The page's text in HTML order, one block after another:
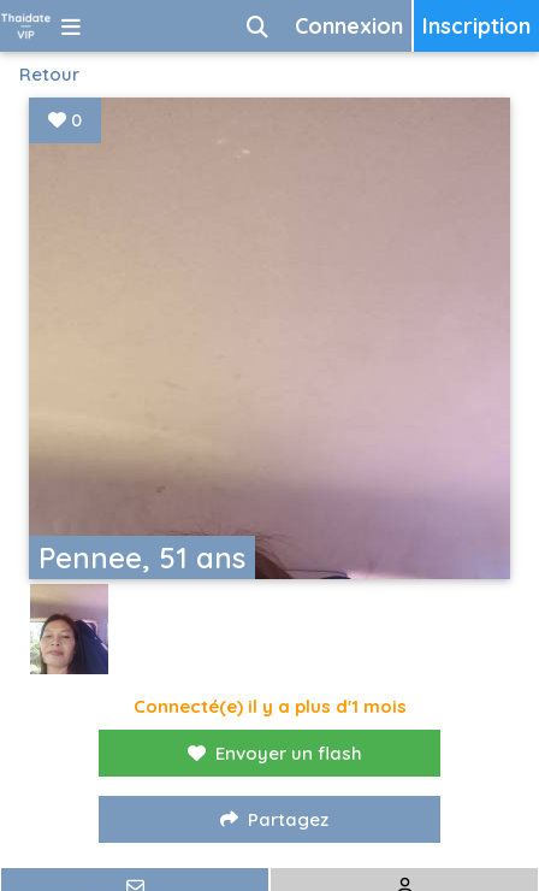
Inscription
Connexion
Retour
Pennee, 51 ans
0
Connecté(e) il y a plus d'1 mois
Envoyer un flash
Partagez